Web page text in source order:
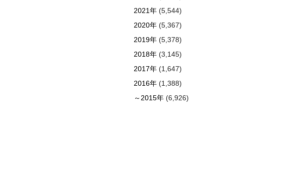
2021年 (5,544)
2020年 (5,367)
2019年 (5,378)
2018年 (3,145)
2017年 (1,647)
2016年 (1,388)
～2015年 (6,926)